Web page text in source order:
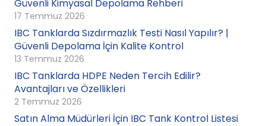
Güvenli Kimyasal Depolama Rehberi
17 Temmuz 2026
IBC Tanklarda Sızdırmazlık Testi Nasıl Yapılır? |
Güvenli Depolama İçin Kalite Kontrol
13 Temmuz 2026
IBC Tanklarda HDPE Neden Tercih Edilir?
Avantajları ve Özellikleri
2 Temmuz 2026
Satın Alma Müdürleri İçin IBC Tank Kontrol Listesi